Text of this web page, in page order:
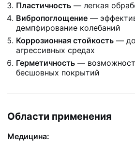
Пластичность — легкая
Вибропоглощение —
демпфирование колебаний
Коррозионная стойкость —
агрессивных средах
Герметичность —
бесшовных покрытий
Области применения
Медицина: